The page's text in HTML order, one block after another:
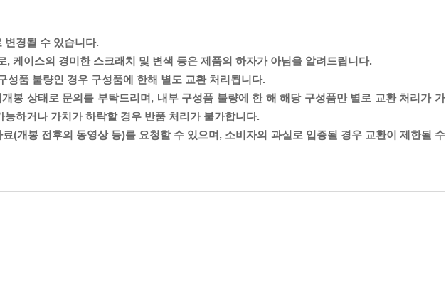
경될 수 있습니다.
케이스의 경미한 스크래치 및 변색 등은 제품의 하자가 아님을 알려드립니다.
품 불량인 경우 구성품에 한해 별도 교환 처리됩니다.
봉 상태로 문의를 부탁드리며, 내부 구성품 불량에 한 해 해당 구성품만 별로 교환 처리가 가
하거나 가치가 하락할 경우 반품 처리가 불가합니다.
(개봉 전후의 동영상 등)를 요청할 수 있으며, 소비자의 과실로 입증될 경우 교환이 제한될 수